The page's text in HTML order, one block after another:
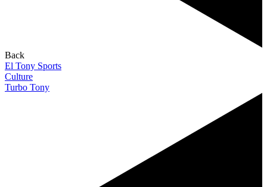
Back
El Tony Sports
Culture
Turbo Tony